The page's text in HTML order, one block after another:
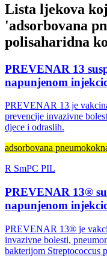
Lista ljekova
'adsorbovana
polisaharidna
PREVENAR 13
napunjenom
PREVENAR 13 je
prevencije invazivne
djece i odraslih.
adsorbovana
R SmPC PIL
PREVENAR 13®
napunjenom
PREVENAR 13® je
invazivne bolesti,
bakterijom Streptococcus